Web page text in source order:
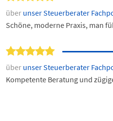
über unser Steuerberater
Schöne, moderne Praxis, man
über unser Steuerberater
Kompetente Beratung und